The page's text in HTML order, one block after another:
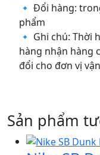
🔹 Đổi hàng:
phẩm
🔹 Ghi chú: Thời
hàng nhận hàng
đổi cho đơn vị
Sản phẩm